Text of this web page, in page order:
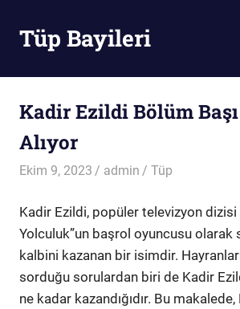
contentTüp Bayileri
Kadir Ezildi Bölüm
Alıyor
Ekim 9, 2023 admin Tüp
Kadir Ezildi, popüler televizyon dizisi
Yolculuk”un başrol oyuncusu olarak
kalbini kazanan bir isimdir.
sorduğu sorulardan biri de Kadir
ne kadar kazandığıdır. Bu